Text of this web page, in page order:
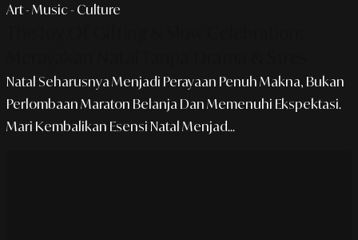
Art - Music - Culture
Natal Seharusnya Menjadi Perayaan Penuh Makna, Bukan
Perlombaan Maraton Belanja Dan Memenuhi Ekspektasi.
Mari Kembalikan Esensi Natal Menjad...